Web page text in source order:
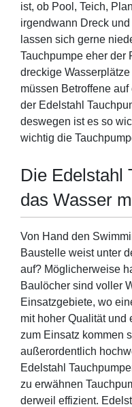
ist, ob Pool, Teich,
irgendwann Dreck
lassen sich gerne
Tauchpumpe eher der
dreckige
müssen Betroffene
der Edelstahl
deswegen ist es so
wichtig die
Die Edelstahl
das Wasser
Von Hand den
Baustelle weist unter
auf? Möglicherweise
Baulöcher sind voller
Einsatzgebiete, wo
mit hoher Qualität und
zum Einsatz kommen
außerordentlich
Edelstahl
zu erwähnen
derweil effizient.